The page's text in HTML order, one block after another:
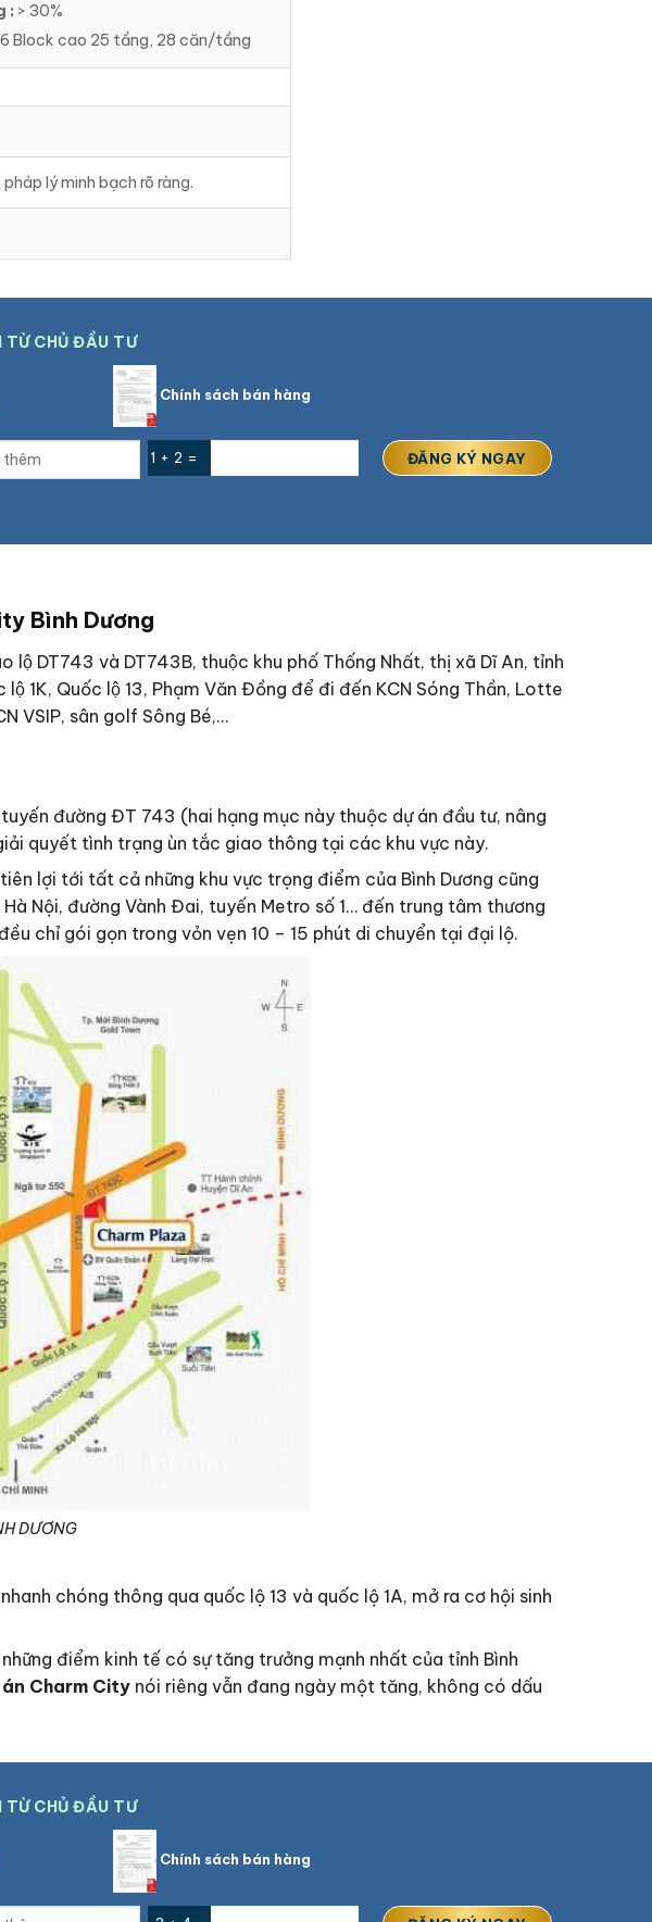
: > 30%
6 Block cao 25 tầng, 28 căn/tầng
lý minh bạch rõ ràng.
CHỦ ĐẦU TƯ
Chính sách bán hàng
1 + 2 =
Bình Dương
DT743 và DT743B, thuộc khu phố Thống Nhất, thị xã Dĩ An, tỉnh
1K, Quốc lộ 13, Phạm Văn Đồng để đi đến KCN Sóng Thần, Lotte
VSIP, sân golf Sông Bé,…
đường ĐT 743 (hai hạng mục này thuộc dự án đầu tư, nâng
quyết tình trạng ùn tắc giao thông tại các khu vực này.
lợi tới tất cả những khu vực trọng điểm của Bình Dương cũng
Nội, đường Vành Đai, tuyến Metro số 1… đến trung tâm thương
chỉ gói gọn trong vỏn vẹn 10 – 15 phút di chuyển tại đại lộ.
DƯƠNG
chóng thông qua quốc lộ 13 và quốc lộ 1A, mở ra cơ hội sinh
điểm kinh tế có sự tăng trưởng mạnh nhất của tỉnh Bình
Charm City nói riêng vẫn đang ngày một tăng, không có dấu
CHỦ ĐẦU TƯ
Chính sách bán hàng